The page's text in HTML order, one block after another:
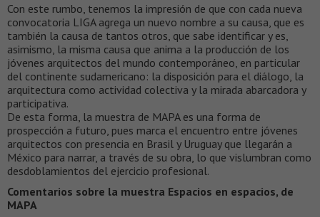
Con este rumbo, tenemos la impresión de que con cada nueva
convocatoria LIGA agrega un nuevo nombre a su causa, que es
también la causa de tantos otros, que sabe identificar y es,
asimismo, la misma causa que anima a la producción de los
jóvenes arquitectos del mundo contemporáneo, en particular
del continente sudamericano: la disposición para el diálogo, la
arquitectura como actividad colectiva y la mirada abarcadora y
participativa.
De esta forma, la muestra de MAPA es una forma de
prospección a futuro, pues marca el encuentro entre jóvenes
arquitectos con presencia en Brasil y Uruguay que llegarán a
México para narrar, a través de su obra, lo que vislumbran como
desdoblamientos del ejercicio profesional.
Comentarios sobre la muestra Espacios en espacios, de
MAPA